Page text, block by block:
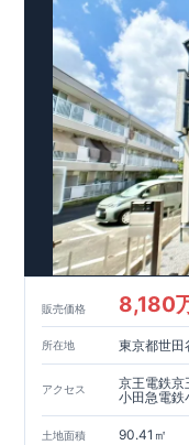
販売価格 8,180
所在地 東京都世
アクセス
京王電鉄京
小田急電鉄
土地面積 90.41㎡